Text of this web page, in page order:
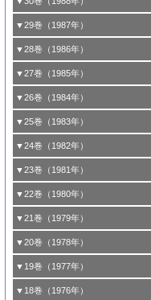
開/C1化学を中心とする21世紀への
8号 マイクロポーラス・クリスタ
最近の進歩
7号 半導体光触媒の基礎と広がり
8号 最近話題の錯体触媒反応
5号 環境に優しい触媒
7号 クラスター化学とその周辺
8号 CO の化学的利用と触媒
4号 触媒調製の科学と技術の最前
5号 形にこだわる触媒性能―外形
造，表面形状から触媒・担体を考
6号 第70回触媒討論会
7号 フロン問題と触媒の役割/形に
触媒性能―外形，細孔構造，表面
触媒・担体を考える
8号 層間はどこまで利用できたか
合物の機能と特徴
3号 光触媒
4号 表面水素とバルク水素その触
のかかわり
5号 生産プロセスにおける環境浄化
6号 第68回触媒討論会
7号 天然ガス利用と触媒技術
8号 広がるポリマー関連の触媒
2号 第65回触媒討論会
3号 有機金属化学の新しい展開と
4号 触媒プロセス開発マニュアル
ら工業化まで，知っておきたいこと
5号 生体関連触媒
6号 第66回触媒討論会
7号 実験技術シリーズ
8号 In-situ 測定による触媒表面の
2号 第63回触媒討論会
3号 くろもの処理触媒―最近の進歩
4号 不定比酸化物の構造，物性，
6号 第64回触媒討論会
7号 《通常号》
8号 環境問題における触媒の役割
1号 《通常号》
2号 第61回触媒討論会
3号 C―H結合の活性化
4号 センサと触媒
6号 第62回触媒討論会
7号 固体表面の化学設計と機能
8号 触媒学会創立30周年記念 創
にあたって/触媒学会創立30周年
化学の現状と展望
▼29巻（1987年）
1号 1987触媒研究の動向と展望
2号 第59回触媒討論会
3号 《通常号》
4号 触媒燃焼
6号 第60回触媒討論会
7号 電極の応用と機能をさぐる
8号 《通常号》
▼28巻（1986年）
1号 《通常号》
2号 第57回触媒討論会
3号 メタノール利用と触媒
4号 触媒構造の精密制御
6号 第58回触媒討論会
7号 触媒構造の精密制御
8号 触媒構造の精密制御
▼27巻（1985年）
1号 触媒研究におけるパソコンの
2号 第55回触媒討論会
3号 新しい有機合成と触媒
4号 触媒材料としての金属リン酸塩
な分子の活性化 水および低級アル
7号 金属微粒子とクラスターの触
8号 《通常号》
▼26巻（1984年）
1号 触媒のいろいろな応用
2号 第53回触媒討論会
3号 活性点の構造と機能
4号 活性点の構造と機能
6号 固体，錯体および生体触媒に
2 2
▼25巻（1983年）
1号 <<通常号>>
2号 第51回触媒討論会
3号 希土類元素化合物の触媒作用
4号 <<通常号>>
6号 触媒・酵素の特異性とセンサ
▼24巻（1982年）
1号 第49回触媒討論会
2号 <<通常号>>
3号 Rhを越えられるか
4号 第50回触媒討論会
6号 <<通常号>>
▼23巻（1981年）
1号 第47回触媒討論会
2号 工業用触媒の特性と利用
3号 <<通常号>>
4号 第48回触媒討論会
▼22巻（1980年）
1号 第45回触媒討論会
2号 石炭
3号 資源・エネルギーと触媒
4号 第46回触媒討論会
▼21巻（1979年）
1号 均一系と不均一系における触
2号 均一系と不均一系における触
▼20巻（1978年）
1号 第42回触媒討論会
2号 触媒利用の新しい展開
▼19巻（1977年）
1号 第40回触媒討論会
▼18巻（1976年）